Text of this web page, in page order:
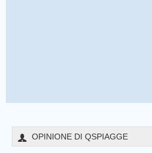
OPINIONE DI QSPIAGGE